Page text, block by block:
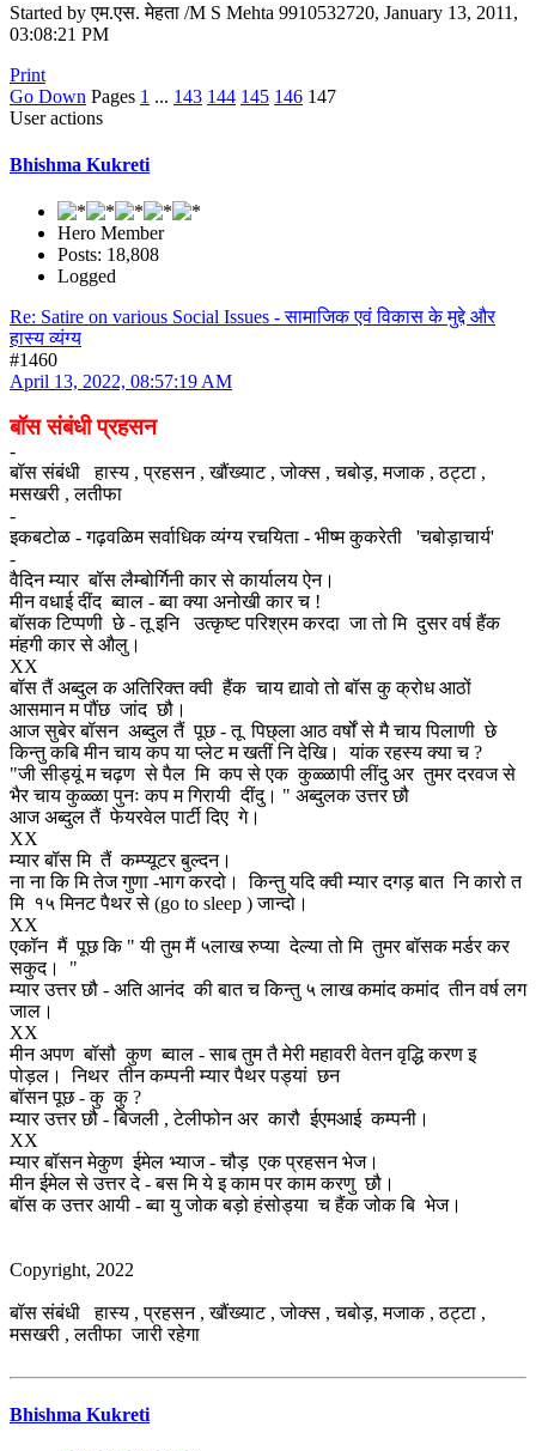
Started by एम.एस. मेहता /M S Mehta 9910532720, January 13, 2011,
03:08:21 PM
Print
Go Down Pages 1 ... 143 144 145 146 147
User actions
Bhishma Kukreti
Hero Member
Posts: 18,808
Logged
Re: Satire on various Social Issues - सामाजिक एवं विकास के मुद्दे और
हास्य व्यंग्य
#1460
April 13, 2022, 08:57:19 AM
बॉस संबंधी प्रहसन
-
बॉस संबंधी हास्य , प्रहसन , खौंख्याट , जोक्स , चबोड़, मजाक , ठट्टा ,
मसखरी , लतीफा
-
इकबटोळ - गढ़वळिम सर्वाधिक व्यंग्य रचयिता - भीष्म कुकरेती 'चबोड़ाचार्य'
-
वैदिन म्यार बॉस लैम्बोर्गिनी कार से कार्यालय ऐन।
मीन वधाई दींद ब्वाल - ब्वा क्या अनोखी कार च !
बॉसक टिप्पणी छे - तू इनि उत्कृष्ट परिश्रम करदा जा तो मि दुसर वर्ष हैंक
मंहगी कार से औलु।
XX
बॉस तैं अब्दुल क अतिरिक्त क्वी हैंक चाय द्यावो तो बॉस कु क्रोध आठों
आसमान म पौंछ जांद छौ।
आज सुबेर बॉसन अब्दुल तैं पूछ - तू पिछ्ला आठ वर्षों से मै चाय पिलाणी छे
किन्तु कबि मीन चाय कप या प्लेट म खतीं नि देखि। यांक रहस्य क्या च ?
"जी सीड्यूं म चढ़ण से पैल मि कप से एक कुळ्ळापी लींदु अर तुमर दरवज से
भैर चाय कुळ्ळा पुनः कप म गिरायी दींदु। " अब्दुलक उत्तर छौ
आज अब्दुल तैं फेयरवेल पार्टी दिए गे।
XX
म्यार बॉस मि तैं कम्प्यूटर बुल्दन।
ना ना कि मि तेज गुणा -भाग करदो। किन्तु यदि क्वी म्यार दगड़ बात नि कारो त
मि १५ मिनट पैथर से (go to sleep ) जान्दो।
XX
एकॉन मैं पूछ कि " यी तुम मैं ५लाख रुप्या देल्या तो मि तुमर बॉसक मर्डर कर
सकुद। "
म्यार उत्तर छौ - अति आनंद की बात च किन्तु ५ लाख कमांद कमांद तीन वर्ष लग
जाल।
XX
मीन अपण बॉसौ कुण ब्वाल - साब तुम तै मेरी महावरी वेतन वृद्धि करण इ
पोड़ल। निथर तीन कम्पनी म्यार पैथर पड्यां छन
बॉसन पूछ - कु कु ?
म्यार उत्तर छौ - बिजली , टेलीफोन अर कारौ ईएमआई कम्पनी।
XX
म्यार बॉसन मेकुण ईमेल भ्याज - चौड़ एक प्रहसन भेज।
मीन ईमेल से उत्तर दे - बस मि ये इ काम पर काम करणु छौ।
बॉस क उत्तर आयी - ब्वा यु जोक बड़ो हंसोड्या च हैंक जोक बि भेज।
Copyright, 2022
बॉस संबंधी हास्य , प्रहसन , खौंख्याट , जोक्स , चबोड़, मजाक , ठट्टा ,
मसखरी , लतीफा जारी रहेगा
Bhishma Kukreti